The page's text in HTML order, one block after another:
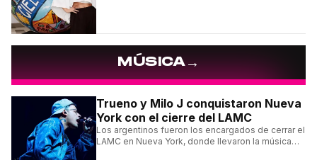
MÚSICA→
Trueno y Milo J conquistaron Nueva
York con el cierre del LAMC
Los argentinos fueron los encargados de cerrar el
LAMC en Nueva York, donde llevaron la música